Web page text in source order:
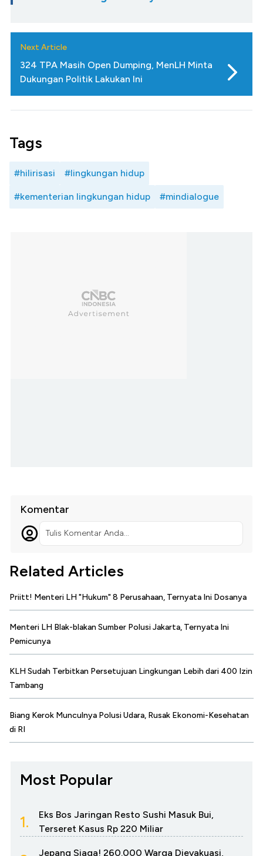
Next Article
324 TPA Masih Open Dumping, MenLH Minta
Dukungan Politik Lakukan Ini
Tags
#hilirisasi #lingkungan hidup
#kementerian lingkungan hidup #mindialogue
Komentar
Tulis Komentar Anda...
Related Articles
Priitt! Menteri LH "Hukum" 8 Perusahaan, Ternyata Ini Dosanya
Menteri LH Blak-blakan Sumber Polusi Jakarta, Ternyata Ini
Pemicunya
KLH Sudah Terbitkan Persetujuan Lingkungan Lebih dari 400 Izin
Tambang
Biang Kerok Munculnya Polusi Udara, Rusak Ekonomi-Kesehatan
di RI
Most Popular
1.
Eks Bos Jaringan Resto Sushi Masuk Bui,
Terseret Kasus Rp 220 Miliar
Jepang Siaga! 260.000 Warga Dievakuasi,